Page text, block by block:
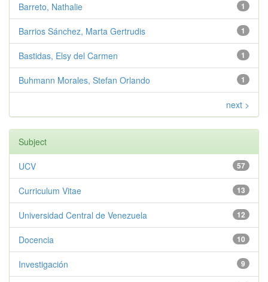
1
Barreto, Nathalie
1
Barrios Sánchez, Marta Gertrudis
1
Bastidas, Elsy del Carmen
1
Buhmann Morales, Stefan Orlando
next >
Subject
57
UCV
13
Curriculum Vitae
12
Universidad Central de Venezuela
10
Docencia
9
Investigación